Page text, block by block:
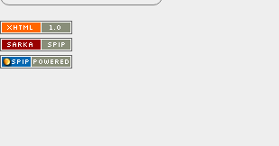
actuellement aucune prévision
Saint-Nom.
Veuillez consulter le message du
service ci-dessous.
(401 - Invalid API key. Please see
https://openweathermap.org/faq#error401